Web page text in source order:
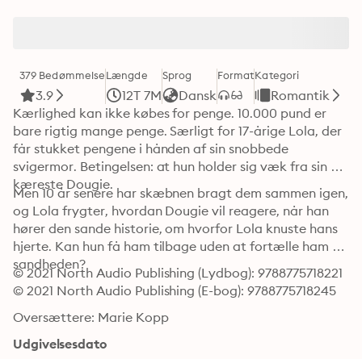
379 Bedømmelse
3.9
Længde
12T 7M
Sprog
Dansk
FormatKategori
Romantik
Kærlighed kan ikke købes for penge. 10.000 pund er
bare rigtig mange penge. Særligt for 17-årige Lola, der
får stukket pengene i hånden af sin snobbede
svigermor. Betingelsen: at hun holder sig væk fra sin
Men 10 år senere har skæbnen bragt dem sammen igen,
og Lola frygter, hvordan Dougie vil reagere, når han
hører den sande historie, om hvorfor Lola knuste hans
hjerte. Kan hun få ham tilbage uden at fortælle ham
sandheden?
© 2021 North Audio Publishing (Lydbog): 9788775718221
© 2021 North Audio Publishing (E-bog): 9788775718245
Oversættere: Marie Kopp
Udgivelsesdato